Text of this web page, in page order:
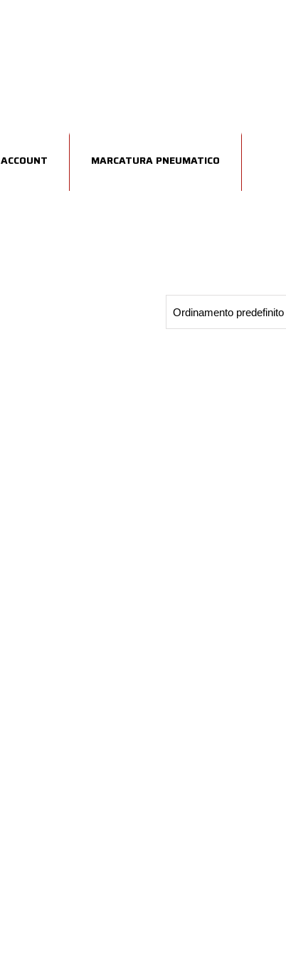
ACCOUNT MARCATURA PNEUMATICO